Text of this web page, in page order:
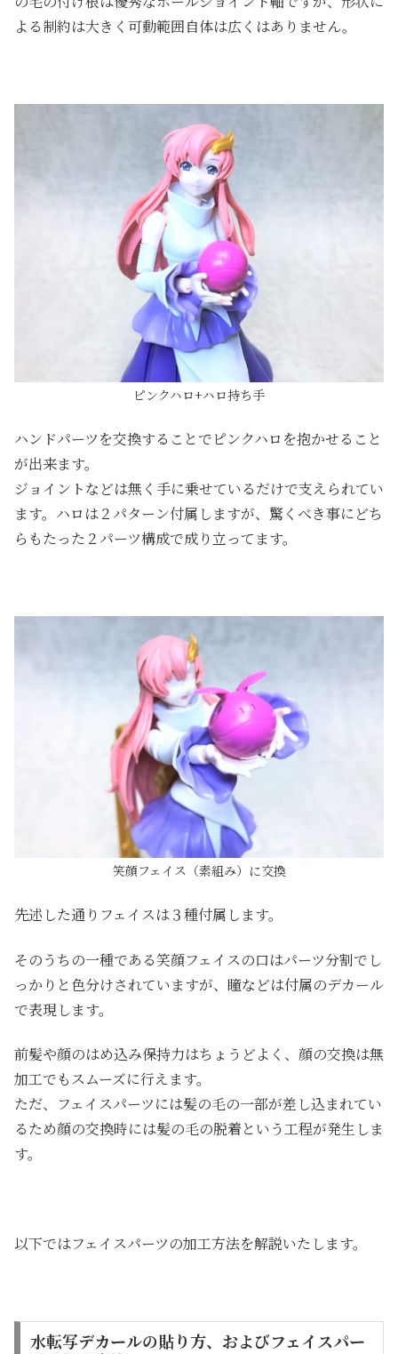
よる制約は大きく可動範囲自体は広くはありません。
ピンクハロ+ハロ持ち手
ハンドパーツを交換することでピンクハロを抱かせること
が出来ます。
ジョイントなどは無く手に乗せているだけで支えられてい
ます。ハロは２パターン付属しますが、驚くべき事にどち
らもたった２パーツ構成で成り立ってます。
笑顔フェイス（素組み）に交換
先述した通りフェイスは３種付属します。
そのうちの一種である笑顔フェイスの口はパーツ分割でし
っかりと色分けされていますが、瞳などは付属のデカール
で表現します。
前髪や顔のはめ込み保持力はちょうどよく、顔の交換は無
加工でもスムーズに行えます。
ただ、フェイスパーツには髪の毛の一部が差し込まれてい
るため顔の交換時には髪の毛の脱着という工程が発生しま
す。
以下ではフェイスパーツの加工方法を解説いたします。
水転写デカールの貼り方、およびフェイスパー